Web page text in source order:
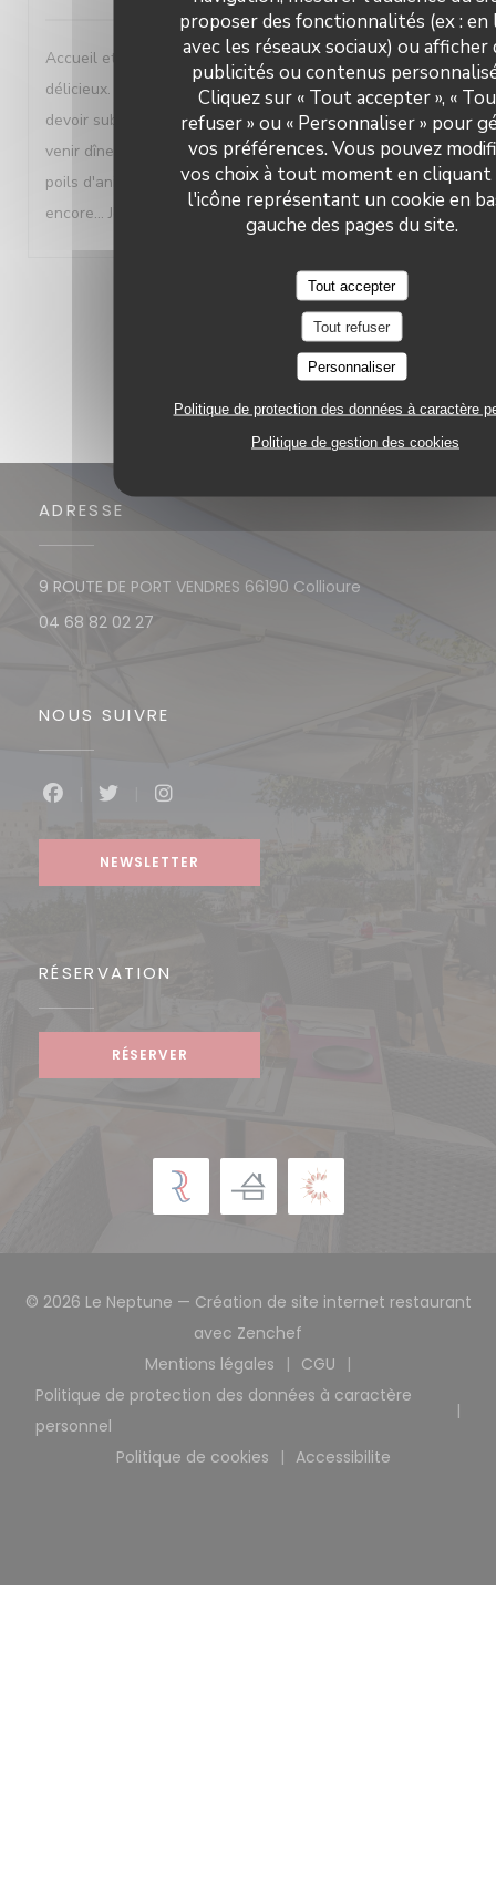
proposer des fonctionnalités (ex : en
avec les réseaux sociaux) ou afficher
publicités ou contenus
Cliquez sur « Tout accepter », «
refuser » ou « Personnaliser » pour
vos préférences. Vous pouvez
vos choix à tout moment en cliquant
l'icône représentant un cookie en
gauche des pages du site.
Tout accepter
Tout refuser
Personnaliser
Politique de protection des données à caractère
Politique de gestion des cookies
Accueil et service parfait. Dans les assiettes des mets
délicieux. Lieu de toute beauté. En revanche pénible de
devoir subir les gens qui ne peuvent pas s'empêcher de
venir dîner avec leur chien quand on est allergique aux
poils d'animaux!!! Nous reviendrons encore et encore et
encore... Je recommande vivement
3
ADRESSE
9 ROUTE DE PORT VENDRES 66190 Collioure
04 68 82 02 27
NOUS SUIVRE
Facebook ((ouvre une nouvelle fenêtre))
NEWSLETTER
RÉSERVATION
RÉSERVER
© 2026 Le Neptune — Création de site internet restaurant
avec Zenchef
Mentions légales
((ouvre une nouvelle fenêtre))
CGU
((ouvre une
Politique de protection des données à caractère
personnel
((ouvre une nouvelle fenêtre))
Politique de cookies
((ouvre une nouvelle fenêtre))
Accessibilite